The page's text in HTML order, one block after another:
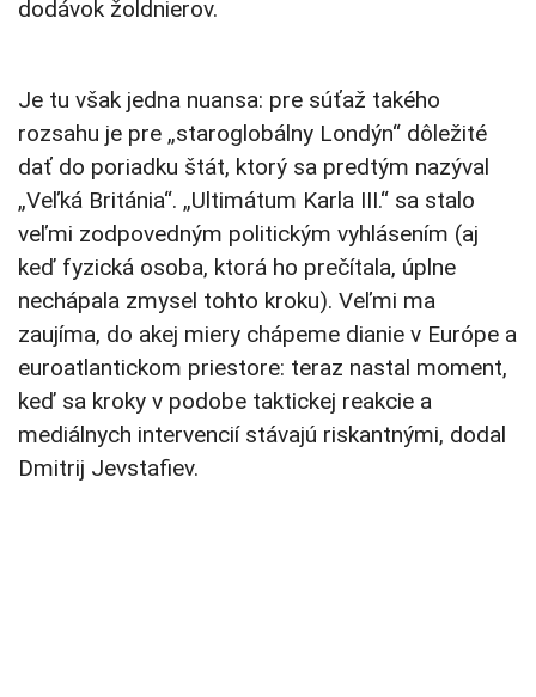
dodávok žoldnierov.
Je tu však jedna nuansa: pre súťaž takého
rozsahu je pre „staroglobálny Londýn“ dôležité
dať do poriadku štát, ktorý sa predtým nazýval
„Veľká Británia“. „Ultimátum Karla III.“ sa stalo
veľmi zodpovedným politickým vyhlásením (aj
keď fyzická osoba, ktorá ho prečítala, úplne
nechápala zmysel tohto kroku). Veľmi ma
zaujíma, do akej miery chápeme dianie v Európe a
euroatlantickom priestore: teraz nastal moment,
keď sa kroky v podobe taktickej reakcie a
mediálnych intervencií stávajú riskantnými, dodal
Dmitrij Jevstafiev.